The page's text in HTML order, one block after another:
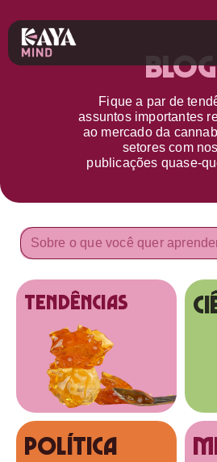
Blog
Fique a par de
assuntos importantes
ao mercado da
setorescom
publicações quase-
tendências
Política